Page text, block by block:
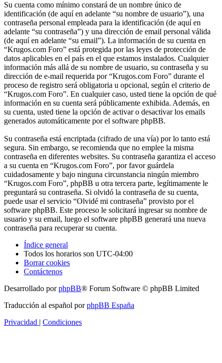
Su cuenta como mínimo constará de un nombre único de
identificación (de aquí en adelante “su nombre de usuario”), una
contraseña personal empleada para la identificación (de aquí en
adelante “su contraseña”) y una dirección de email personal válida
(de aquí en adelante “su email”). La información de su cuenta en
“Krugos.com Foro” está protegida por las leyes de protección de
datos aplicables en el país en el que estamos instalados. Cualquier
información más allá de su nombre de usuario, su contraseña y su
dirección de e-mail requerida por “Krugos.com Foro” durante el
proceso de registro será obligatoria u opcional, según el criterio de
“Krugos.com Foro”. En cualquier caso, usted tiene la opción de qué
información en su cuenta será públicamente exhibida. Además, en
su cuenta, usted tiene la opción de activar o desactivar los emails
generados automáticamente por el software phpBB.
Su contraseña está encriptada (cifrado de una vía) por lo tanto está
segura. Sin embargo, se recomienda que no emplee la misma
contraseña en diferentes websites. Su contraseña garantiza el acceso
a su cuenta en “Krugos.com Foro”, por favor guárdela
cuidadosamente y bajo ninguna circunstancia ningún miembro
“Krugos.com Foro”, phpBB u otra tercera parte, legítimamente le
preguntará su contraseña. Si olvidó la contraseña de su cuenta,
puede usar el servicio “Olvidé mi contraseña” provisto por el
software phpBB. Este proceso le solicitará ingresar su nombre de
usuario y su email, luego el software phpBB generará una nueva
contraseña para recuperar su cuenta.
Índice general
Todos los horarios son UTC-04:00
Borrar cookies
Contáctenos
Desarrollado porphpBB® Forum Software © phpBB Limited
Traducción al español porphpBB España
Privacidad | Condiciones